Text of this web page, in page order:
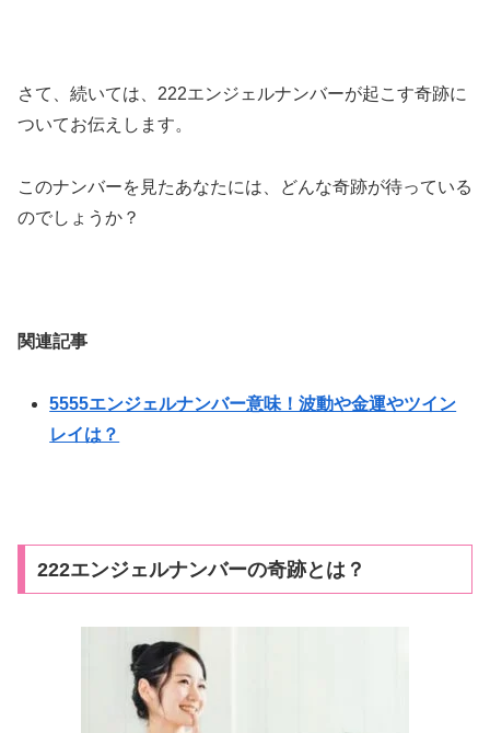
さて、続いては、222エンジェルナンバーが起こす奇跡に
ついてお伝えします。
このナンバーを見たあなたには、どんな奇跡が待っている
のでしょうか？
関連記事
5555エンジェルナンバー意味！波動や金運やツイン
レイは？
222エンジェルナンバーの奇跡とは？